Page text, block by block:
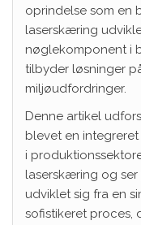
oprindelse som en
laserskæring
nøglekomponent i
tilbyder løsninger
miljøudfordringer.
Denne artikel
blevet en
i
laserskæring og
udviklet sig fra en
sofistikeret proces,